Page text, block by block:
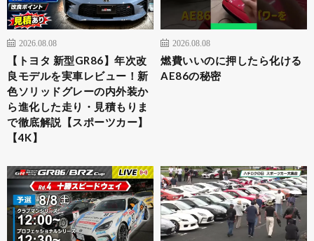
2026.08.08
【トヨタ 新型GR86】年次改
良モデルを実車レビュー！新
色ソリッドグレーの内外装か
ら進化した走り・見積もりま
で徹底解説【スポーツカー】
【4K】
2026.08.08
燃費いいのに押したら化ける
AE86の秘密